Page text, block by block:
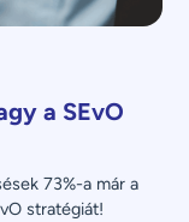
a SEvO
73%-a már a
stratégiát!